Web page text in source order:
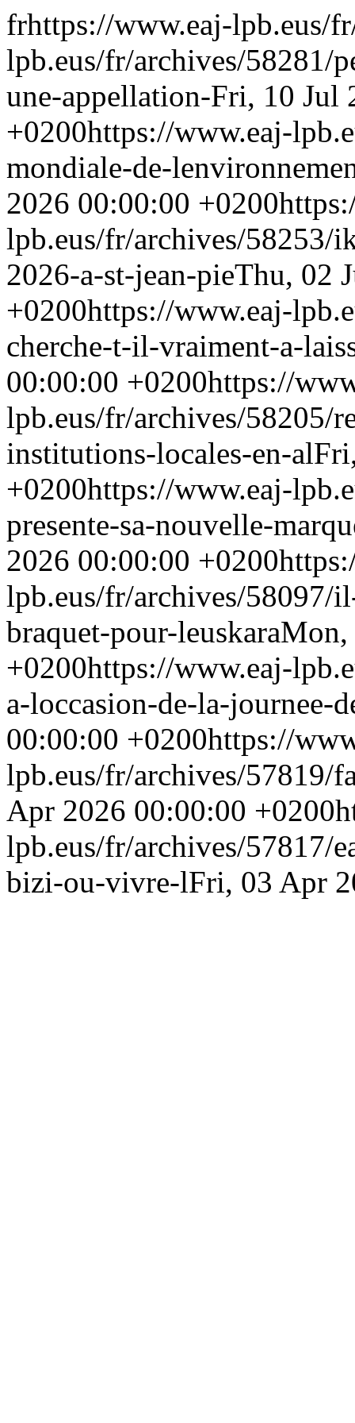
frhttps://www.eaj-lpb.eus/
lpb.eus/fr/archives/58281/
une-appellation-Fri, 10 Jul
+0200https://www.eaj-
mondiale-de-
2026 00:00:00 +0200
lpb.eus/fr/archives/58253/
2026-a-st-jean-pieThu, 02
+0200https://www.eaj-
cherche-t-il-vraiment-a-
00:00:00 +0200https://
lpb.eus/fr/archives/58205/
institutions-locales-en-al
+0200https://www.eaj-
presente-sa-nouvelle-
2026 00:00:00 +0200
lpb.eus/fr/archives/58097/
braquet-pour-leuskaraMon,
+0200https://www.eaj-
a-loccasion-de-la-journee-
00:00:00 +0200https://
lpb.eus/fr/archives/57819/
Apr 2026 00:00:00 +0200
lpb.eus/fr/archives/57817/
bizi-ou-vivre-lFri, 03 Apr